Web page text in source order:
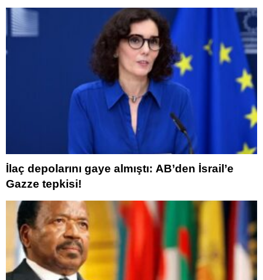
İlaç depolarını gaye almıştı: AB’den İsrail’e
Gazze tepkisi!